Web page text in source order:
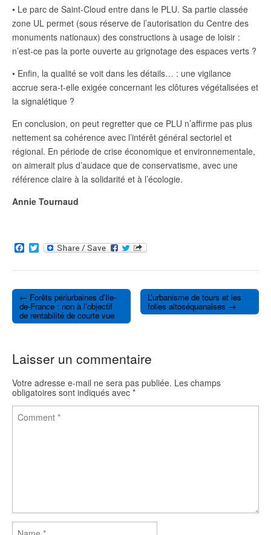
• Le parc de Saint-Cloud entre dans le PLU. Sa partie classée
zone UL permet (sous réserve de l’autorisation du Centre des
monuments nationaux) des constructions à usage de loisir :
n’est-ce pas la porte ouverte au grignotage des espaces verts ?
• Enfin, la qualité se voit dans les détails… : une vigilance
accrue sera-t-elle exigée concernant les clôtures végétalisées et
la signalétique ?
En conclusion, on peut regretter que ce PLU n’affirme pas plus
nettement sa cohérence avec l’intérêt général sectoriel et
régional. En période de crise économique et environnementale,
on aimerait plus d’audace que de conservatisme, avec une
référence claire à la solidarité et à l’écologie.
Annie Tournaud
F
a
c
b
o
o
k
T
w
i
t
e
r
Post navigation
← Forêts périurbaines d’Ile-
de-France : non à l’objectif
de rentabilité de courte vue
L’urbanisme de tours et les
folies altoséquanaises →
Laisser un commentaire
Votre adresse e-mail ne sera pas publiée. Les champs
obligatoires sont indiqués avec *